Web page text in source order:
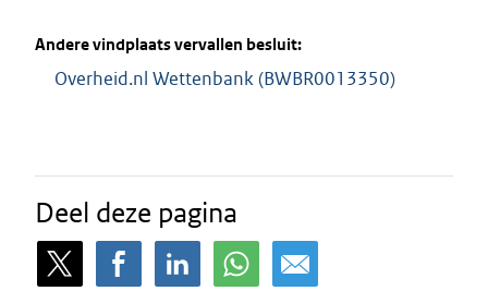
Andere vindplaats vervallen besluit:
Overheid.nl Wettenbank (BWBR0013350)
Deel deze pagina